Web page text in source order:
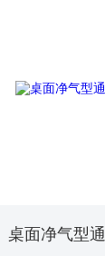
桌面净气型